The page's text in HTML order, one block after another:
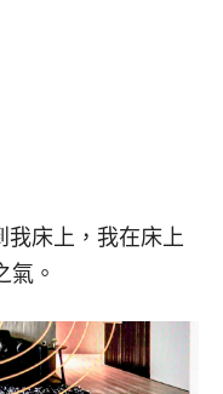
我床上，我在床上
氣。